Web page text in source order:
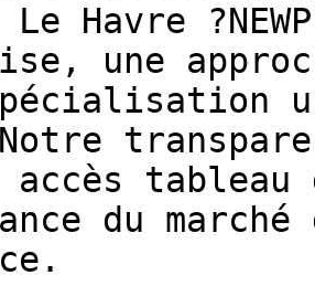
Havre
une
Notre
accès
du